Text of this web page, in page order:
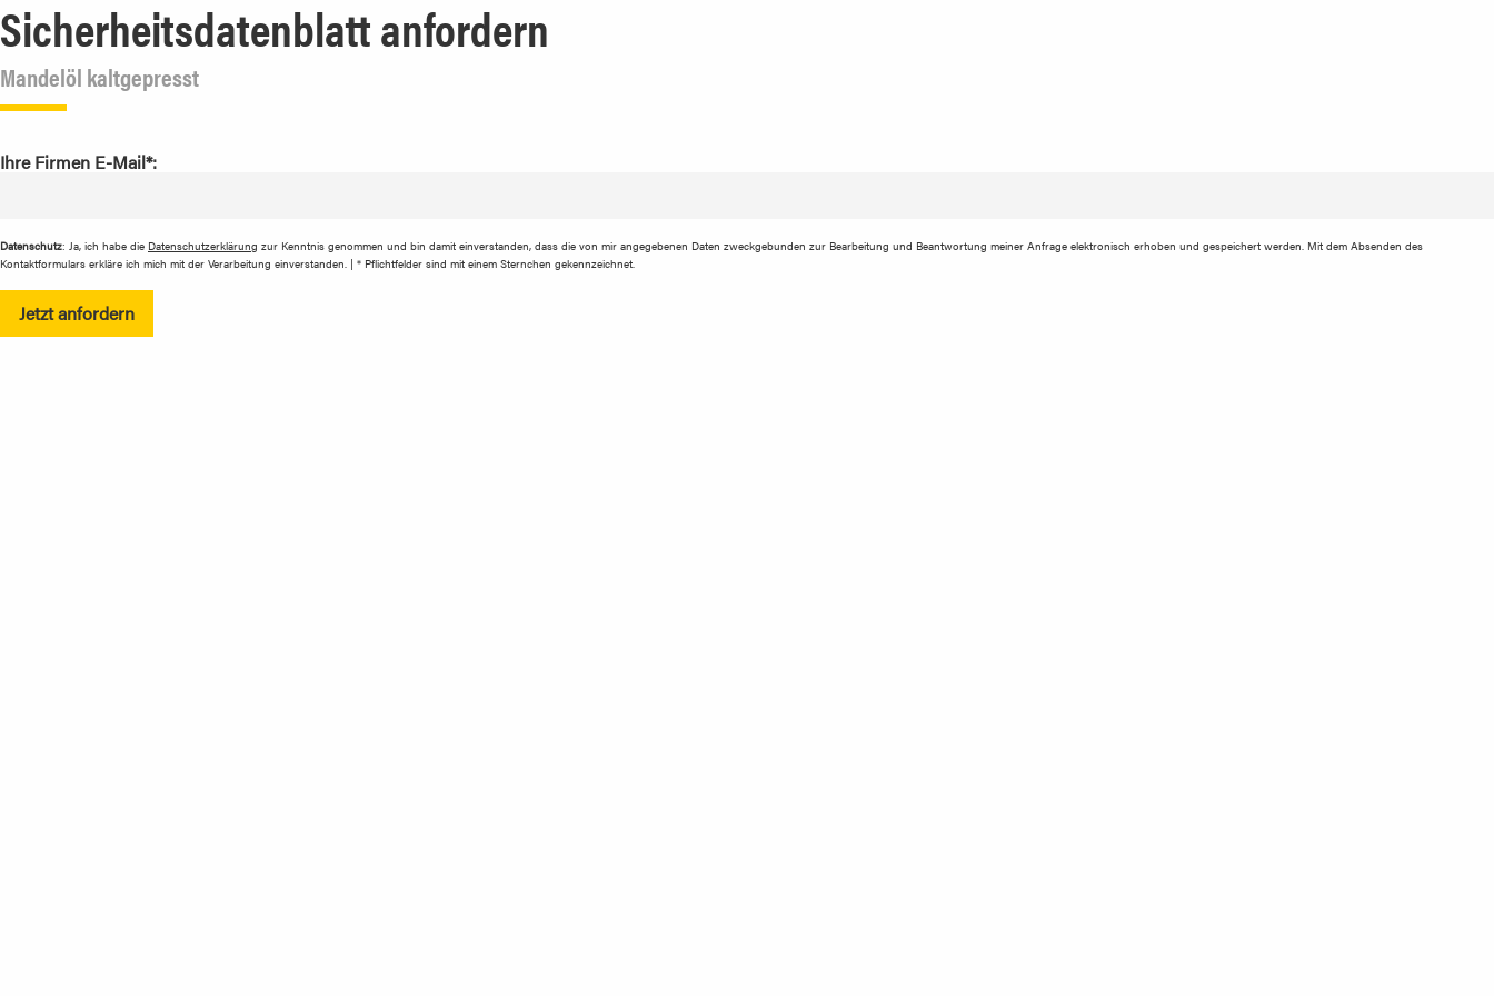
Sicherheitsdatenblatt anfordern
Mandelöl kaltgepresst
Ihre Firmen E-Mail*:
Datenschutz: Ja, ich habe die Datenschutzerklärung zur Kenntnis genommen und bin damit einverstanden, dass die von mir angegebenen Daten zweckgebunden zur Bearbeitung und Beantwortung meiner Anfrage elektronisch erhoben und gespeichert werden. Mit dem Absenden des
Kontaktformulars erkläre ich mich mit der Verarbeitung einverstanden. | * Pflichtfelder sind mit einem Sternchen gekennzeichnet.
Jetzt anfordern